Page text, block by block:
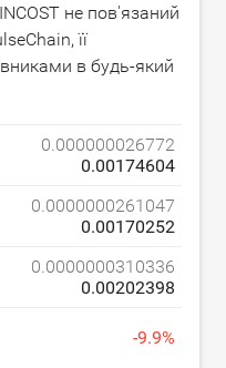
не пов'язаний
її
в будь-який
0.000000026772
0.00174604
0.0000000261047
0.00170252
0.0000000310336
0.00202398
-9.9%